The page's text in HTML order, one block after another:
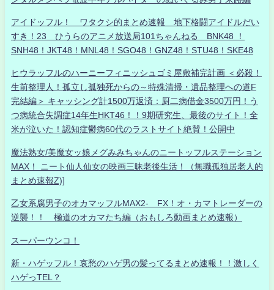
アイドッフル！ ワタクシ的まとめ速報 地下格闘アイドルだい
すき！23 ひうらのアニメ放送局101ちゃんねる BNK48 ！
SNH48！JKT48！MNL48！SGO48！GNZ48！STU48！SKE48
ヒウラッフルのハーニーフィニッシュゴミ屋敷補完計画 ＜必殺！
生前整理人！孤立し孤独死からの～特殊清掃・遺品整理への道F
完結編＞ キャッシング計1500万返済：厨二病借金3500万円！う
つ病統合失調症14年生HKT46！！9期研究生、最後のサイト！全
米が泣いた！認知症鬱病60代のラストサイト絶賛！公開中
魔法熟女/美魔女ッ娘メグみみちゃんのニートッフルステーション
MAX！ ニート仙人仙女の映画三昧老後生活！（無職孤独居老人的
まとめ速報Z)]
乙女系腐男子のオカマッフルMAX2- FX！オ・カマトレーダーの
逆襲！！ 極道のオカマたち編（おもしろ動画まとめ速報）
スーパーウンコ！
新・ハゲッフル！哀愁のハゲ男の髪ってるまとめ速報！！激しく
ハゲっTEL？